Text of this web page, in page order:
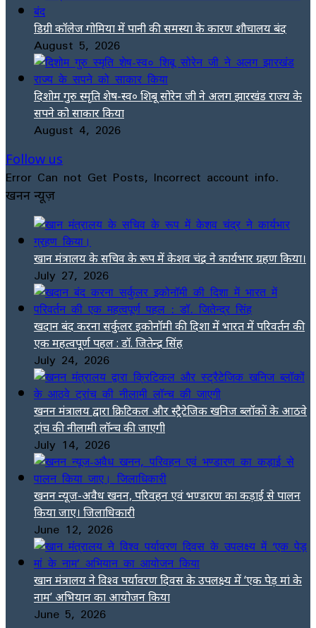
डिग्री कॉलेज गोमिया में पानी की समस्या के कारण शौचालय बंद
August 5, 2026
दिशोम गुरु स्मृति शेष-स्व० शिबू सोरेन जी ने अलग झारखंड राज्य के
सपने को साकार किया
August 4, 2026
Follow us
Error Can not Get Posts, Incorrect account info.
खनन न्यूज़
खान मंत्रालय के सचिव के रूप में केशव चंद्र ने कार्यभार ग्रहण किया।
July 27, 2026
खदान बंद करना सर्कुलर इकोनॉमी की दिशा में भारत में परिवर्तन की
एक महत्वपूर्ण पहल : डॉ. जितेन्द्र सिंह
July 24, 2026
खनन मंत्रालय द्वारा क्रिटिकल और स्ट्रैटेजिक खनिज ब्लॉकों के आठवे
ट्रांच की नीलामी लॉन्च की जाएगी
July 14, 2026
खनन न्यूज-अवैध खनन, परिवहन एवं भण्डारण का कड़ाई से पालन
किया जाए। जिलाधिकारी
June 12, 2026
खान मंत्रालय ने विश्व पर्यावरण दिवस के उपलक्ष्य में ‘एक पेड़ मां के
नाम’ अभियान का आयोजन किया
June 5, 2026